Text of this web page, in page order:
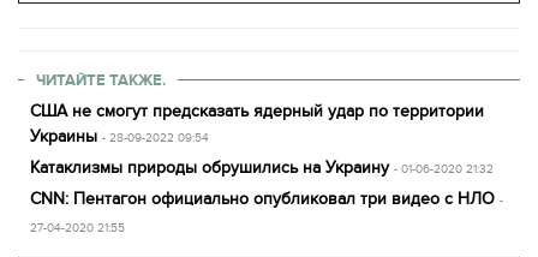
ЧИТАЙТЕ ТАКЖЕ.
США не смогут предсказать ядерный удар по территории
Украины - 28-09-2022 09:54
Катаклизмы природы обрушились на Украину - 01-06-2020 21:32
CNN: Пентагон официально опубликовал три видео с НЛО -
27-04-2020 21:55